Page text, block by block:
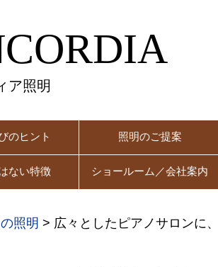
ア照明
のヒント 照明のご提案
ない特徴 ショールーム／会社案内
照明 > 広々としたピアノサロンに